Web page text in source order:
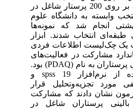
به‌صورت مقطعی بر روی 200 پرستار شاغل در
وابسته به دانشگاه علوم
انجام شد که نمونه‌ها
انتخاب شدند. ابزار
یک چک‌لیست اطلاعات فردی
مشارکت در فعالیت‌های
تصمیم‌گیری بالینی پرستاران به نام (PDAQ) بود.
داده‌ها با استفاده از نرم‌افزار spss 19 و
مورد تجزیه‌وتحلیل قرار
نشان دادند که مشارکت
پرستاران شاغل در